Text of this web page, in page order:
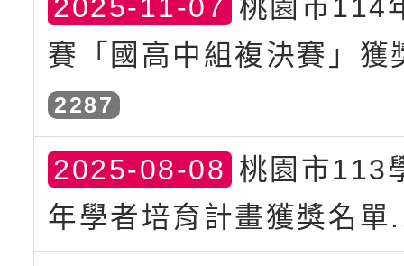
2025-11-07 桃園市114
賽「國高中組複決賽」獲
2287
2025-08-08 桃園市113
年學者培育計畫獲獎名單